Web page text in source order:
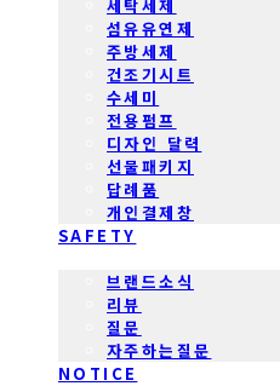
세탁세제
섬유유연제
주방세제
건조기시트
수세미
전용펌프
디자인 달력
선물패키지
답례품
개인결제창
SAFETY
브랜드소식
리뷰
질문
자주하는질문
NOTICE